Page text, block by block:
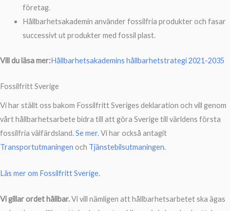
företag.
Hållbarhetsakademin använder fossilfria produkter och fasar
successivt ut produkter med fossil plast.
Vill du läsa mer:Hållbarhetsakademins hållbarhetstrategi 2021-2035
Fossilfritt Sverige
Vi har ställt oss bakom Fossilfritt Sveriges deklaration och vill genom
vårt hållbarhetsarbete bidra till att göra Sverige till världens första
fossilfria välfärdsland.Se mer.Vi har också antagit
Transportutmaningen och Tjänstebilsutmaningen.
Läs mer om Fossilfritt Sverige.
Vi gillar ordet hållbar.Vi vill nämligen att hållbarhetsarbetet ska ägas